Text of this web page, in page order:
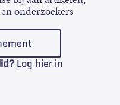
onderzoekers
Log hier in